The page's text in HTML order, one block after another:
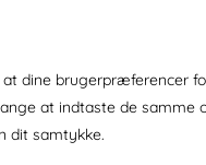
dine brugerpræferencer
at indtaste de
dit samtykke.